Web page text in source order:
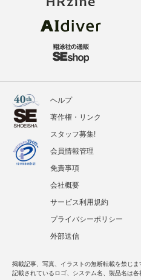
ヘルプ
著作権・リンク
スタッフ募集!
会員情報管理
免責事項
会社概要
サービス利用規約
プライバシーポリシー
外部送信
掲載記事、写真、イラストの無断転載を禁じま
記載されているロゴ、システム名、製品名は各